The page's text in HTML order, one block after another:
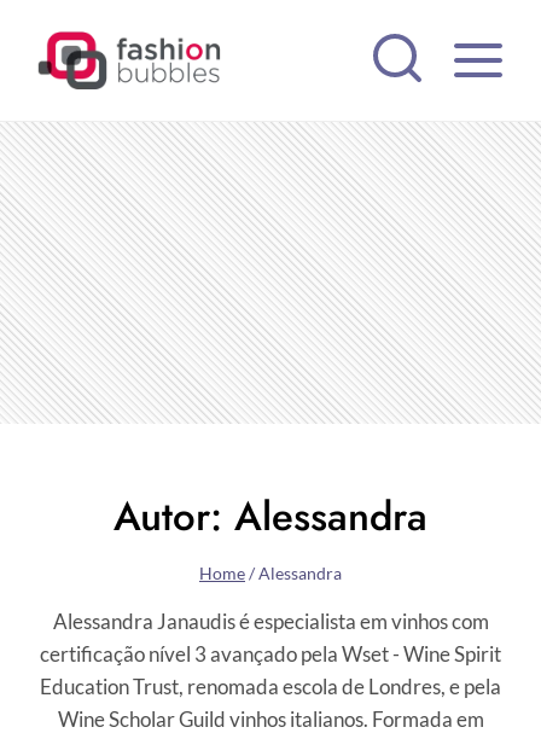
Autor: Alessandra
Home/Alessandra
Alessandra Janaudis é especialista em vinhos com
certificação nível 3 avançado pela Wset - Wine Spirit
Education Trust, renomada escola de Londres, e pela
Wine Scholar Guild vinhos italianos. Formada em